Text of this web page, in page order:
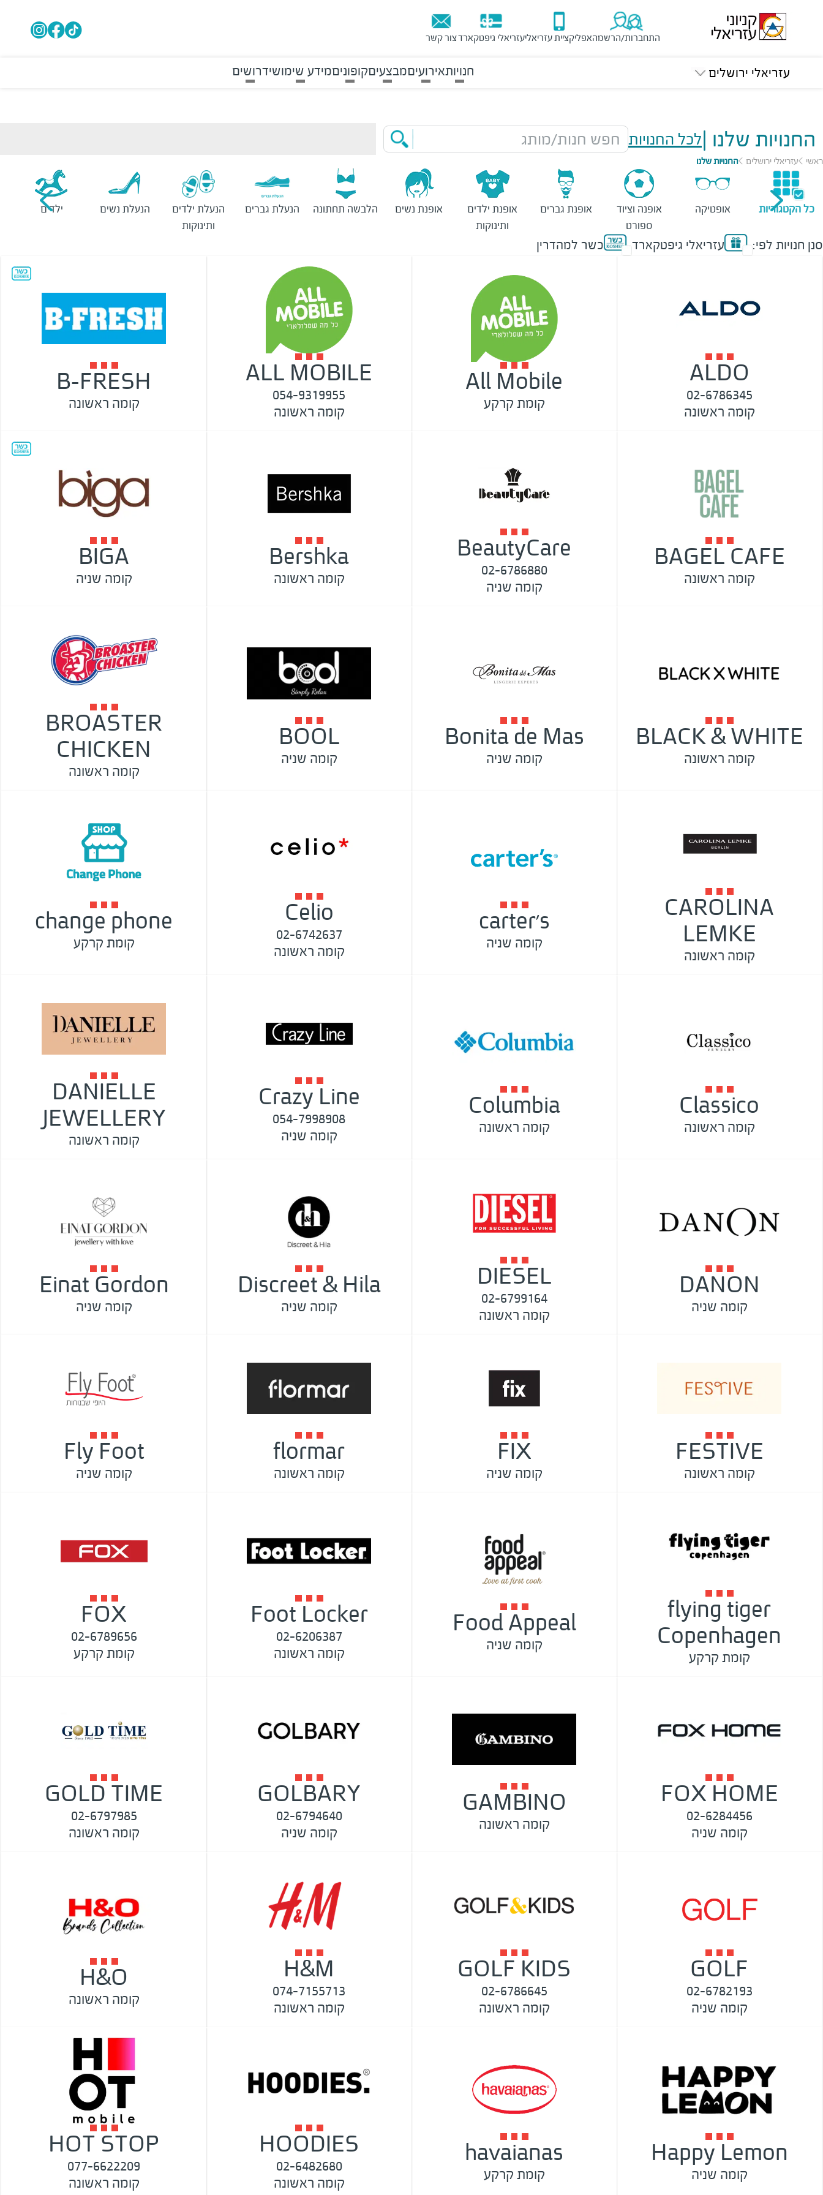
התחברות/הרשמהאפליקציית עזריאליעזריאלי גיפטקארדצור קשר
עזריאלי ירושלים חנויותאירועיםמבצעיםקופוניםמידע שימושידרושים
החנויות שלנו |לכל החנויות חפש חנות/מותג
ראשי עזריאלי ירושלים החנויות שלנו
כל הקטגוריות אופטיקה
אופנה וציוד
ספורט
אופנת גברים
אופנת ילדים
ותינוקות
אופנת נשים הלבשה תחתונה הנעלת גברים
הנעלת ילדים
ותינוקות
הנעלת נשים ילדים
סנן חנויות לפי: עזריאלי גיפטקארד כשר למהדרין
ALDO
02-6786345
קומה ראשונה
All Mobile
קומת קרקע
ALL MOBILE
054-9319955
קומה ראשונה
B-FRESH
קומה ראשונה
BAGEL CAFE
קומה ראשונה
BeautyCare
02-6786880
קומה שניה
Bershka
קומה ראשונה
BIGA
קומה שניה
BLACK & WHITE
קומה ראשונה
Bonita de Mas
קומה שניה
BOOL
קומה שניה
BROASTER
CHICKEN
קומה ראשונה
CAROLINA
LEMKE
קומה ראשונה
carter's
קומה שניה
Celio
02-6742637
קומה ראשונה
change phone
קומת קרקע
Classico
קומה ראשונה
Columbia
קומה ראשונה
Crazy Line
054-7998908
קומה שניה
DANIELLE
JEWELLERY
קומה ראשונה
DANON
קומה שניה
DIESEL
02-6799164
קומה ראשונה
Discreet & Hila
קומה שניה
Einat Gordon
קומה שניה
FESTIVE
קומה ראשונה
FIX
קומה שניה
flormar
קומה ראשונה
Fly Foot
קומה שניה
flying tiger
Copenhagen
קומת קרקע
Food Appeal
קומה שניה
Foot Locker
02-6206387
קומה ראשונה
FOX
02-6789656
קומת קרקע
FOX HOME
02-6284456
קומה שניה
GAMBINO
קומה ראשונה
GOLBARY
02-6794640
קומה שניה
GOLD TIME
02-6797985
קומה ראשונה
GOLF
02-6782193
קומה שניה
GOLF KIDS
02-6786645
קומה ראשונה
H&M
074-7155713
קומה ראשונה
H&O
קומה ראשונה
Happy Lemon
קומה שניה
havaianas
קומת קרקע
HOODIES
02-6482680
קומה ראשונה
HOT STOP
077-6622209
קומה ראשונה